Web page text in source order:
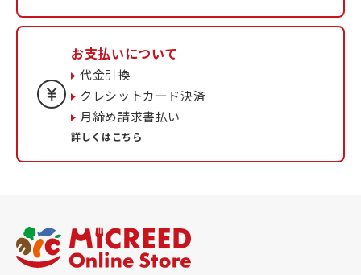
お支払いについて
代金引換
クレシットカード決済
月締め請求書払い
詳しくはこちら